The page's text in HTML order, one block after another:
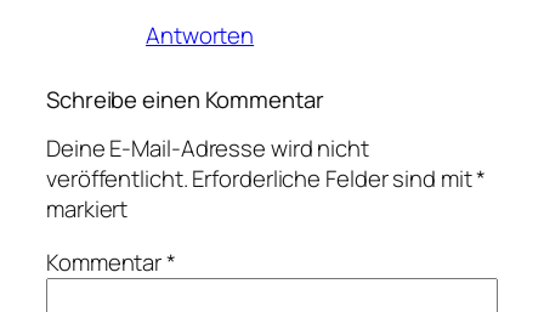
Antworten
Schreibe einen Kommentar
Deine E-Mail-Adresse wird nicht
veröffentlicht.Erforderliche Felder sind mit*
markiert
Kommentar*